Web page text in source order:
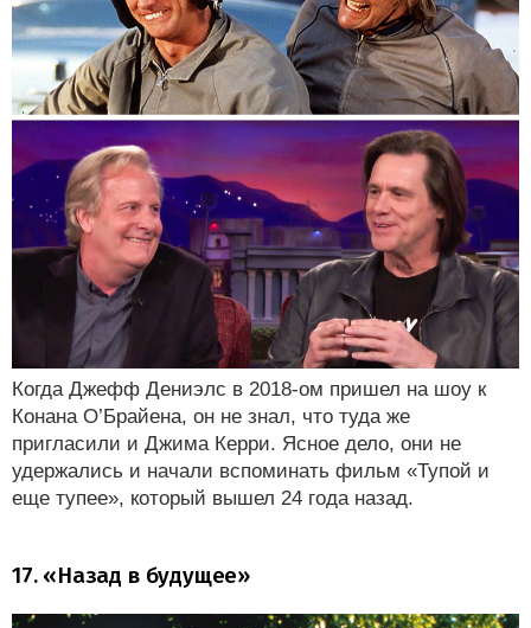
Когда Джефф Дениэлс в 2018-ом пришел на шоу к
Конана О’Брайена, он не знал, что туда же
пригласили и Джима Керри. Ясное дело, они не
удержались и начали вспоминать фильм «Тупой и
еще тупее», который вышел 24 года назад.
17. «Назад в будущее»